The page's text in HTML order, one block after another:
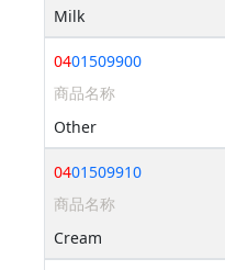
Milk
0401509900
商品名称
Other
0401509910
商品名称
Cream